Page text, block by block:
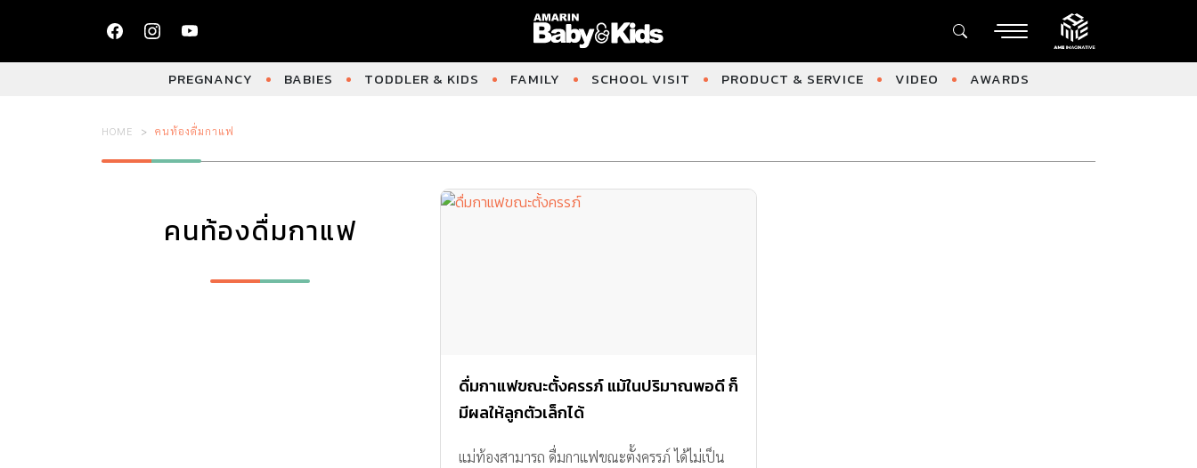
PREGNANCY BABIES TODDLER & KIDS FAMILY SCHOOL VISIT PRODUCT & SERVICE VIDEO AWARDS
HOME คนท้องดื่มกาแฟ
คนท้องดื่มกาแฟ
ดื่มกาแฟขณะตั้งครรภ์ แม้ในปริมาณพอดี ก็
มีผลให้ลูกตัวเล็กได้
แม่ท้องสามารถ ดื่มกาแฟขณะตั้งครรภ์ ได้ไม่เป็น